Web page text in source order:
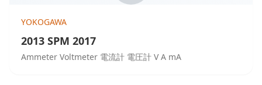
YOKOGAWA
2013 SPM 2017
Ammeter Voltmeter 電流計 電圧計 V A mA